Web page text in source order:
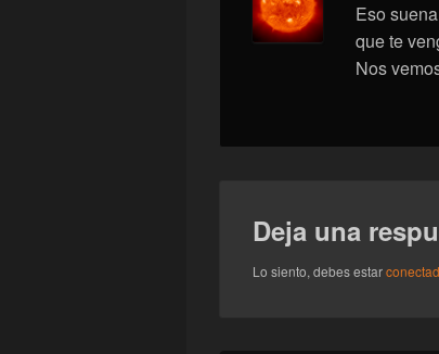
Eso
que te
Nos
Deja una
Lo siento, debes estar